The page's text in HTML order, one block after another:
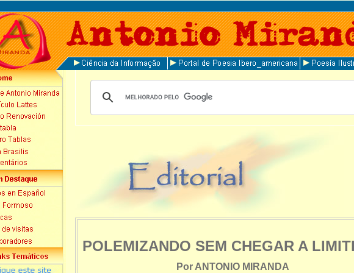
POLEMIZANDO SEM CHEGAR A
Por ANTONIO MIRANDA